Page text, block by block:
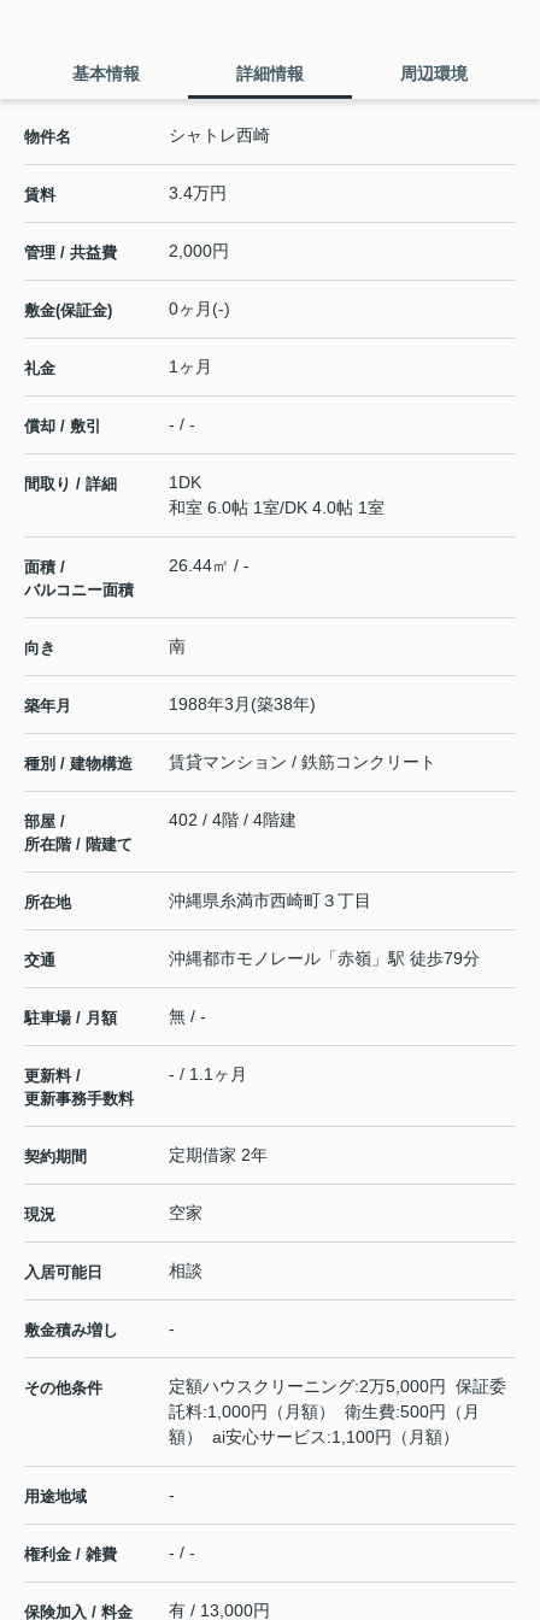
基本情報 詳細情報 周辺環境
物件名 シャトレ西崎
賃料 3.4万円
管理 / 共益費 2,000円
敷金(保証金) 0ヶ月(-)
礼金 1ヶ月
償却 / 敷引 - / -
間取り / 詳細
1DK
和室 6.0帖 1室/DK 4.0帖 1室
面積 /
バルコニー面積
26.44㎡ / -
向き 南
築年月 1988年3月(築38年)
種別 / 建物構造 賃貸マンション / 鉄筋コンクリート
部屋 /
所在階 / 階建て
402 / 4階 / 4階建
所在地 沖縄県糸満市西崎町３丁目
交通 沖縄都市モノレール 「赤嶺 」駅 徒歩79分
駐車場 / 月額 無 / -
更新料 /
更新事務手数料
- / 1.1ヶ月
契約期間 定期借家 2年
現況 空家
入居可能日 相談
敷金積み増し -
その他条件
定額ハウスクリーニング:2万5,000円 保証委
託料:1,000円（月額） 衛生費:500円（月
額） ai安心サービス:1,100円（月額）
用途地域 -
権利金 / 雑費 - / -
保険加入 / 料金 有 / 13,000円